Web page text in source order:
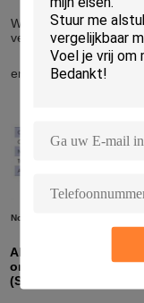
Wij zijn open voor het
verschillend vezeltype,
en jasjes. Of lens die
Nota's:
Alle die bundels en
om uw specificaties
(SMA 905, SMA 906,